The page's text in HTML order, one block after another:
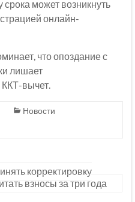
срока может возникнуть
онлайн-
что опоздание с
лишает
вычет.
Новости
корректировку
взносы за три года